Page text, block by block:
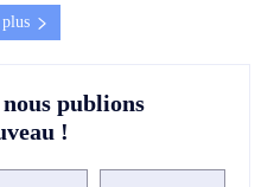
publions
!